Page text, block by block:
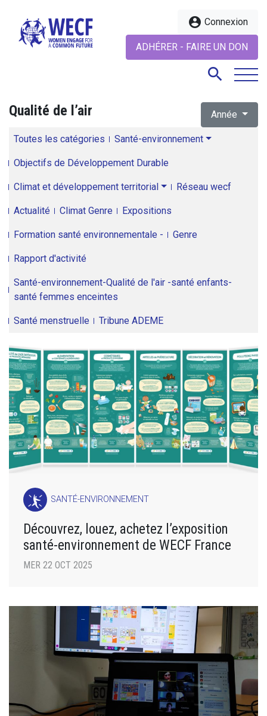
account_circle Connexion
ADHÉRER - FAIRE UN DON
search
Qualité de l’air Année
Toutes les catégories Santé-environnement
Objectifs de Développement Durable
Climat et développement territorial Réseau wecf
Actualité Climat Genre Expositions
Formation santé environnementale - Genre
Rapport d'activité
Santé-environnement-Qualité de l'air -santé enfants-
santé femmes enceintes
Santé menstruelle Tribune ADEME
SANTÉ-ENVIRONNEMENT
Découvrez, louez, achetez l’exposition
santé-environnement de WECF France
MER 22 OCT 2025